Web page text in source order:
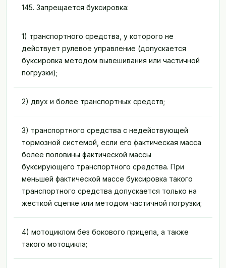
145. Запрещается буксировка:
1) транспортного средства, у которого не
действует рулевое управление (допускается
буксировка методом вывешивания или частичной
погрузки);
2) двух и более транспортных средств;
3) транспортного средства с недействующей
тормозной системой, если его фактическая масса
более половины фактической массы
буксирующего транспортного средства. При
меньшей фактической массе буксировка такого
транспортного средства допускается только на
жесткой сцепке или методом частичной погрузки;
4) мотоциклом без бокового прицепа, а также
такого мотоцикла;